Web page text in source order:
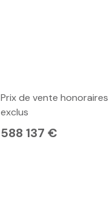
Prix de vente honoraires
exclus
588 137 €